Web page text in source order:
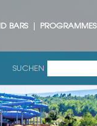
BARS PROGRAMMES
SUCHEN